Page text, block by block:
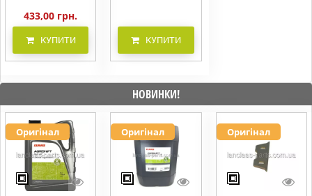
433,00 грн.
КУПИТИ КУПИТИ
НОВИНКИ!
Оригінал Оригінал Оригінал